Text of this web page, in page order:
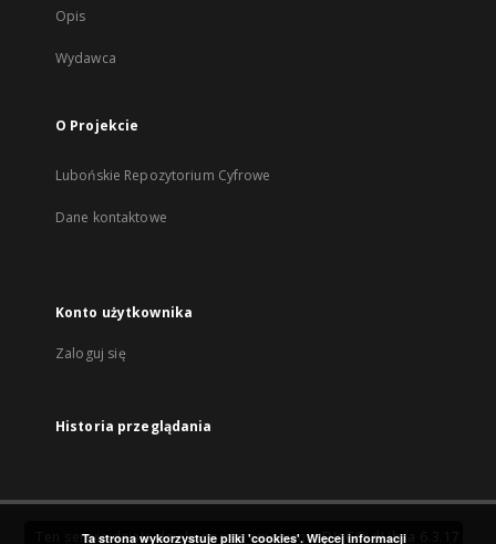
Opis
Wydawca
O Projekcie
Lubońskie Repozytorium Cyfrowe
Dane kontaktowe
Konto użytkownika
Zaloguj się
Historia przeglądania
Ten serwis działa dzięki oprogramowaniuDInGO dLibra 6.3.17
Ta strona wykorzystuje pliki 'cookies'. Więcej informacji